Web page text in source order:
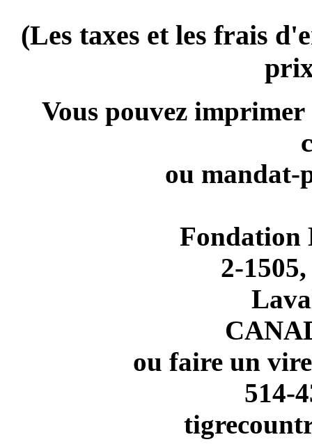
(Les taxes et les frais
Vous pouvez
ou mandat-
Fondation
2-
ou faire un
514-